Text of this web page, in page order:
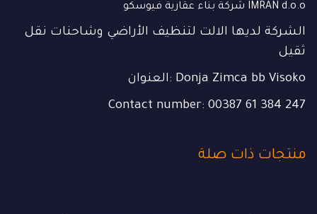
شركة بناء عقارية فيوسكو IMRAN d.o.o
الشركة لديها الالت لتنظيف الأراضي وشاحنات نقل
ثقيل
العنوان: Donja Zimca bb Visoko
Contact number: 00387 61 384 247
منتجات ذات صلة